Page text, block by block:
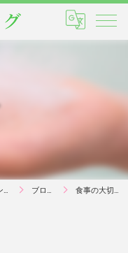
ブログ 食事の大切さ